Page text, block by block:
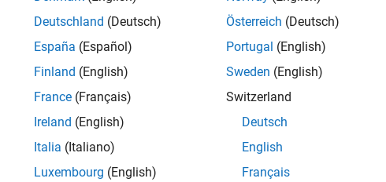
RELATED INFORMATION
MATLAB Video Blog
Deutschland (Deutsch)
España (Español)
Finland (English)
France (Français)
Ireland (English)
Italia (Italiano)
Luxembourg (English)
Österreich (Deutsch)
Portugal (English)
Sweden (English)
Switzerland
Deutsch
English
Français